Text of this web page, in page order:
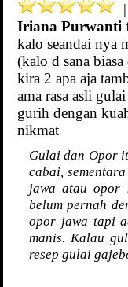
Iriana Purwanti
kalo seandai nya
(kalo d sana
kira 2 apa aja
ama rasa asli
gurih dengan
nikmat
Gulai dan Opor
cabai,
jawa atau opor
belum pernah
opor jawa tapi
manis. Kalau
resep gulai